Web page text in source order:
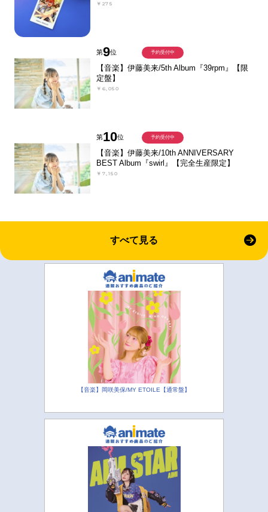
￥275
第9位
【音楽】伊藤美来/5th Album『39rpm』【限
定盤】
￥6,050
予約受付中
第10位
【音楽】伊藤美来/10th ANNIVERSARY
BEST Album『swirl』【完全生産限定】
￥7,150
予約受付中
すべて見る
【音楽】岡咲美保/MY ETOILE【通常盤】